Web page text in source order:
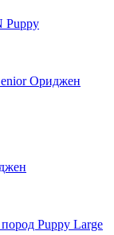
Puppy